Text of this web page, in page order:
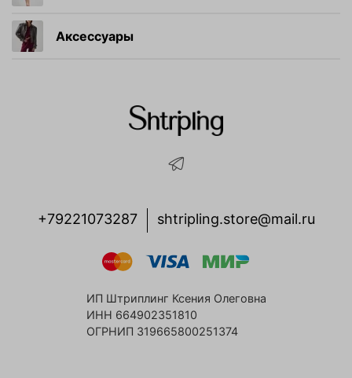
Аксессуары
+79221073287 shtripling.store@mail.ru
ИП Штриплинг Ксения Олеговна
ИНН 664902351810
ОГРНИП 319665800251374